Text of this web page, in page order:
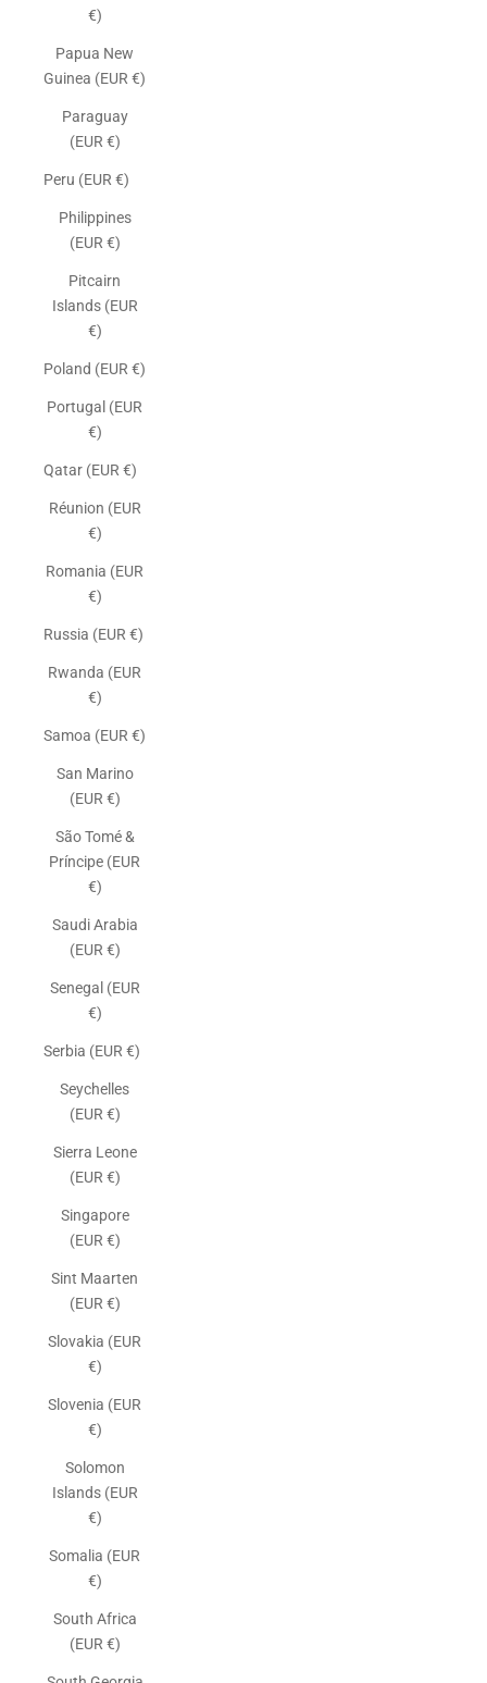
€)
Papua New
Guinea (EUR €)
Paraguay
(EUR €)
Peru (EUR €)
Philippines
(EUR €)
Pitcairn
Islands (EUR
€)
Poland (EUR €)
Portugal (EUR
€)
Qatar (EUR €)
Réunion (EUR
€)
Romania (EUR
€)
Russia (EUR €)
Rwanda (EUR
€)
Samoa (EUR €)
San Marino
(EUR €)
São Tomé &
Príncipe (EUR
€)
Saudi Arabia
(EUR €)
Senegal (EUR
€)
Serbia (EUR €)
Seychelles
(EUR €)
Sierra Leone
(EUR €)
Singapore
(EUR €)
Sint Maarten
(EUR €)
Slovakia (EUR
€)
Slovenia (EUR
€)
Solomon
Islands (EUR
€)
Somalia (EUR
€)
South Africa
(EUR €)